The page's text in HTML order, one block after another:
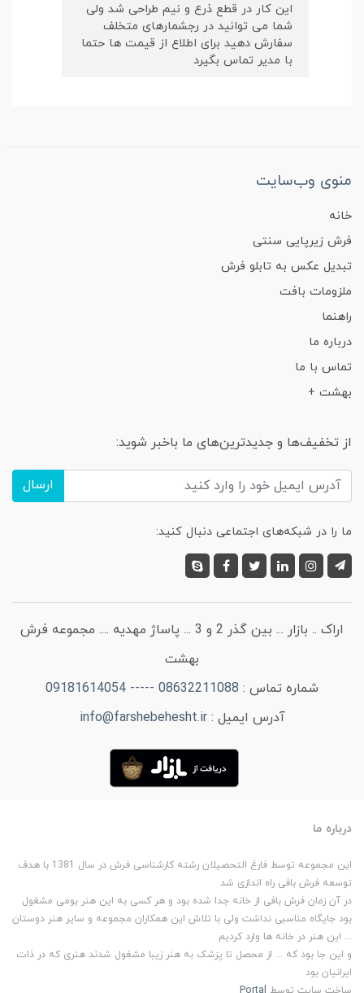
این کار در قطع ذرع و نیم طراحی شد ولی
شما می توانید در رجشمارهای متخلف
سفارش دهید برای اطلاع از قیمت ها حتما
با مدیر تماس بگیرد
منوی وب‌سایت
خانه
فرش زیرپایی سنتی
تبدیل عکس به تابلو فرش
ملزومات بافت
راهنما
درباره ما
تماس با ما
بهشت +
از تخفیف‌ها و جدیدترین‌های ما باخبر شوید:
ارسال
ما را در شبکه‌های اجتماعی دنبال کنید:
اراک .. بازار ... بین گذر 2 و 3 ... پاساژ مهدیه .... مجموعه فرش
بهشت
شماره تماس : 08632211088 ----- 09181614054
آدرس ایمیل :info@farshebehesht.ir
درباره ما
این مجموعه توسط فارغ التحصیلان رشته کارشناسی فرش در سال 1381 با هدف
توسعه فرش بافی راه اندازی شد
در آن زمان فرش بافی از خانه جدا شده بود و هر کسی به این هنر بومی مشغول
بود جایگاه مناسبی نداشت ولی با تلاش این همکاران مجموعه و سایر هنر دوستان
... این هنر در خانه ها وارد کردیم
و این جا بود که ... از محصل تا پزشک به هنر زیبا مشغول شدند هنری که در ذات
ایرانیان بود